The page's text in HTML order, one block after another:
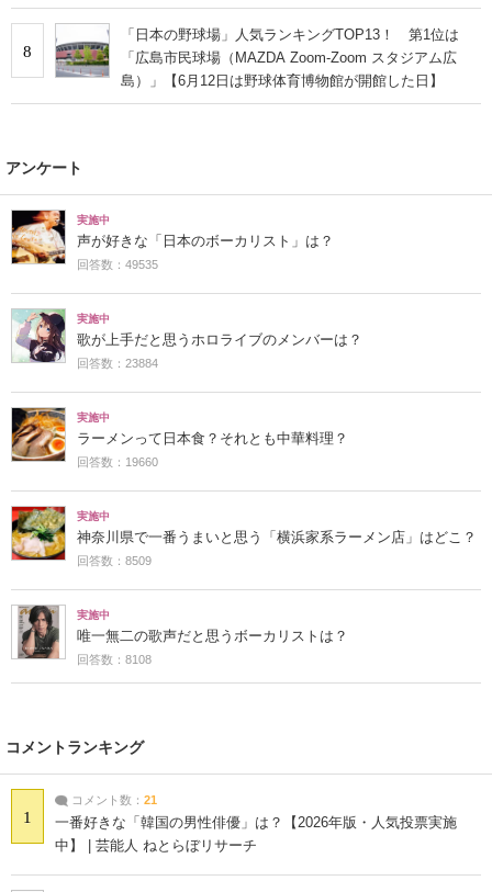
8
「日本の野球場」人気ランキングTOP13！ 第1位は
「広島市民球場（MAZDA Zoom‐Zoom スタジアム広
島）」【6月12日は野球体育博物館が開館した日】
アンケート
実施中
声が好きな「日本のボーカリスト」は？
回答数：49535
実施中
歌が上手だと思うホロライブのメンバーは？
回答数：23884
実施中
ラーメンって日本食？それとも中華料理？
回答数：19660
実施中
神奈川県で一番うまいと思う「横浜家系ラーメン店」はどこ？
回答数：8509
実施中
唯一無二の歌声だと思うボーカリストは？
回答数：8108
コメントランキング
1
コメント数： 21
一番好きな「韓国の男性俳優」は？【2026年版・人気投票実施
中】 | 芸能人 ねとらぼリサーチ